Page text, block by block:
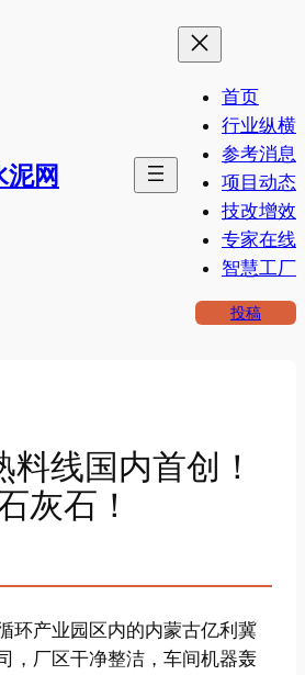
泥网
首页
行业纵横
参考消息
项目动态
技改增效
专家在线
智慧工厂
投稿
线国内首创！
灰石！
环产业园区内的内蒙古亿利冀
，厂区干净整洁，车间机器轰